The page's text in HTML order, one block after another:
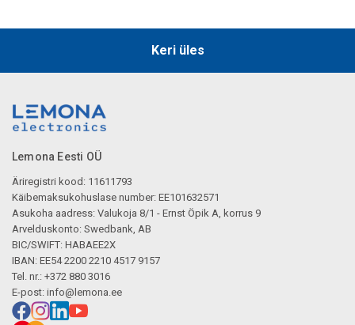
Keri üles
Lemona Eesti OÜ
Äriregistri kood: 11611793
Käibemaksukohuslase number: EE101632571
Asukoha aadress: Valukoja 8/1 - Ernst Öpik A, korrus 9
Arvelduskonto: Swedbank, AB
BIC/SWIFT: HABAEE2X
IBAN: EE54 2200 2210 4517 9157
Tel. nr.: +372 880 3016
E-post: info@lemona.ee